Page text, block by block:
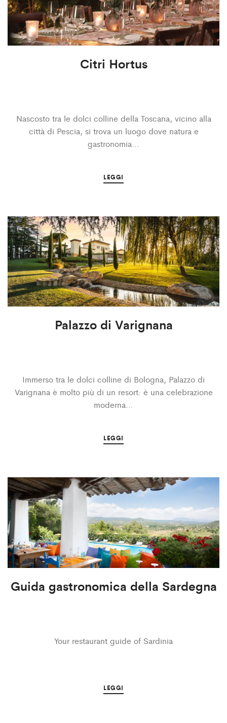
Citri Hortus
Nascosto tra le dolci colline della Toscana, vicino alla
città di Pescia, si trova un luogo dove natura e
gastronomia…
LEGGI
Palazzo di Varignana
Immerso tra le dolci colline di Bologna, Palazzo di
Varignana è molto più di un resort: è una celebrazione
moderna…
LEGGI
Guida gastronomica della Sardegna
Your restaurant guide of Sardinia
LEGGI